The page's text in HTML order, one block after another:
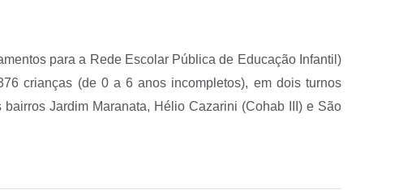
para a Rede Escolar Pública de Educação Infantil)
crianças (de 0 a 6 anos incompletos), em dois turnos
Jardim Maranata, Hélio Cazarini (Cohab III) e São